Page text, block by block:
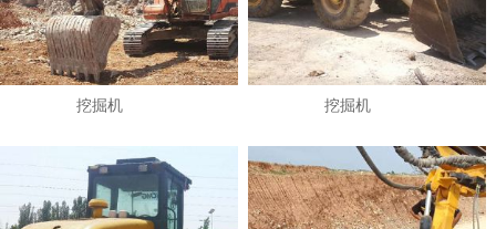
挖掘机 挖掘机